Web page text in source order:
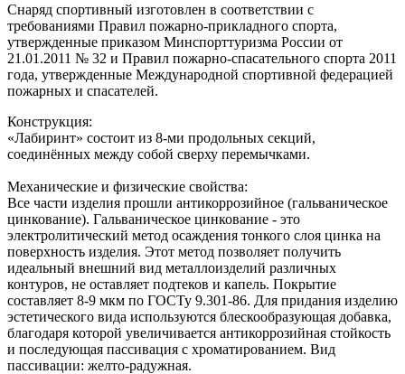
Снаряд спортивный изготовлен в соответствии с
требованиями Правил пожарно-прикладного спорта,
утвержденные приказом Минспорттуризма России от
21.01.2011 № 32 и Правил пожарно-спасательного спорта 2011
года, утвержденные Международной спортивной федерацией
пожарных и спасателей.
Конструкция:
«Лабиринт» состоит из 8-ми продольных секций,
соединённых между собой сверху перемычками.
Механические и физические свойства:
Все части изделия прошли антикоррозийное (гальваническое
цинкование). Гальваническое цинкование - это
электролитический метод осаждения тонкого слоя цинка на
поверхность изделия. Этот метод позволяет получить
идеальный внешний вид металлоизделий различных
контуров, не оставляет подтеков и капель. Покрытие
составляет 8-9 мкм по ГОСТу 9.301-86. Для придания изделию
эстетического вида используются блескообразующая добавка,
благодаря которой увеличивается антикоррозийная стойкость
и последующая пассивация с хроматированием. Вид
пассивации: желто-радужная.